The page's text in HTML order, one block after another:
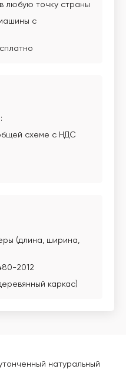
любую точку страны
с
схеме с НДС
(длина, ширина,
2012
каркас)
натуральный